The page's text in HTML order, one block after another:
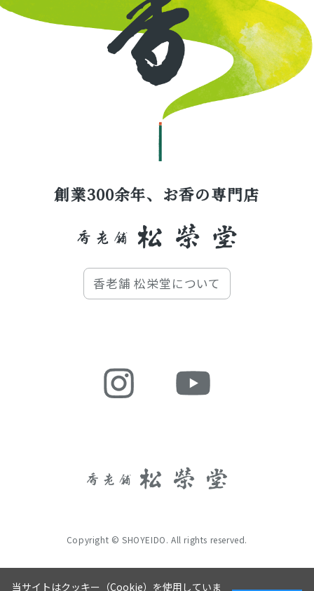
創業300余年、お香の専門店
香老舗 松栄堂について
Copyright © SHOYEIDO. All rights reserved.
当サイトはクッキー（Cookie）を使用していま